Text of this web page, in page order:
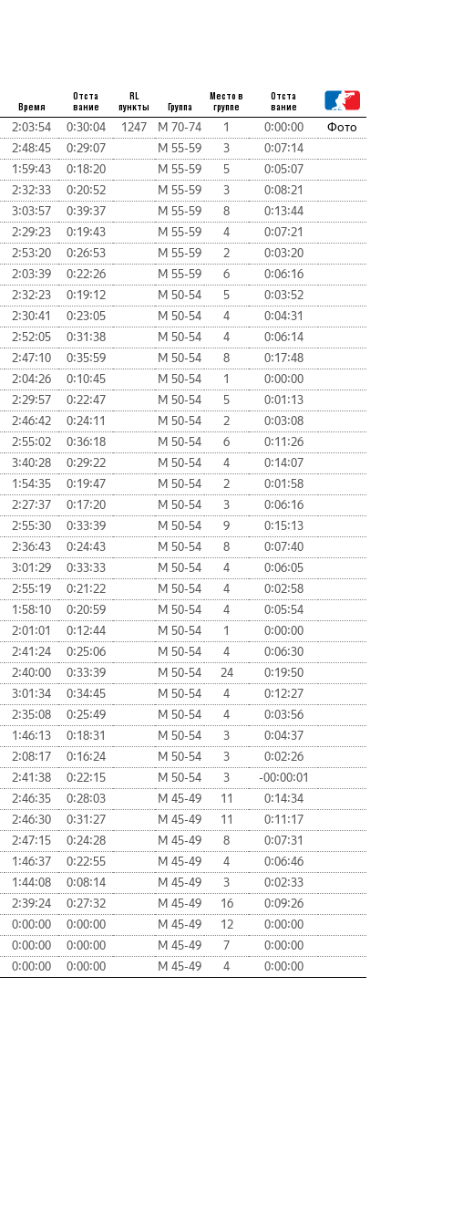
Время
Отста
вание
RL
пункты
Группа
Место в
группе
Отста
вание
2:03:54 0:30:04 1247 М 70-74 1 0:00:00
Фото
2:48:45 0:29:07 М 55-59 3
0:07:14
1:59:43 0:18:20 М 55-59 5
0:05:07
2:32:33 0:20:52 М 55-59 3
0:08:21
3:03:57 0:39:37 М 55-59 8
0:13:44
2:29:23 0:19:43 М 55-59 4
0:07:21
2:53:20 0:26:53 М 55-59 2
0:03:20
2:03:39 0:22:26 М 55-59 6
0:06:16
2:32:23 0:19:12 М 50-54 5
0:03:52
2:30:41 0:23:05 М 50-54 4
0:04:31
2:52:05 0:31:38 М 50-54 4
0:06:14
2:47:10 0:35:59 М 50-54 8
0:17:48
2:04:26 0:10:45 М 50-54 1
0:00:00
2:29:57 0:22:47 М 50-54 5
0:01:13
2:46:42 0:24:11 М 50-54 2
0:03:08
2:55:02 0:36:18 М 50-54 6
0:11:26
3:40:28 0:29:22 М 50-54 4
0:14:07
1:54:35 0:19:47 М 50-54 2
0:01:58
2:27:37 0:17:20 М 50-54 3
0:06:16
2:55:30 0:33:39 М 50-54 9
0:15:13
2:36:43 0:24:43 М 50-54 8
0:07:40
3:01:29 0:33:33 М 50-54 4
0:06:05
2:55:19 0:21:22 М 50-54 4
0:02:58
1:58:10 0:20:59 М 50-54 4
0:05:54
2:01:01 0:12:44 М 50-54 1
0:00:00
2:41:24 0:25:06 М 50-54 4
0:06:30
2:40:00 0:33:39 М 50-54 24
0:19:50
3:01:34 0:34:45 М 50-54 4
0:12:27
2:35:08 0:25:49 М 50-54 4
0:03:56
1:46:13 0:18:31 М 50-54 3
0:04:37
2:08:17 0:16:24 М 50-54 3
0:02:26
2:41:38 0:22:15 М 50-54 3
-00:00:01
2:46:35 0:28:03 М 45-49 11
0:14:34
2:46:30 0:31:27 М 45-49 11
0:11:17
2:47:15 0:24:28 М 45-49 8
0:07:31
1:46:37 0:22:55 М 45-49 4
0:06:46
1:44:08 0:08:14 М 45-49 3
0:02:33
2:39:24 0:27:32 М 45-49 16
0:09:26
0:00:00 0:00:00 М 45-49 12
0:00:00
0:00:00 0:00:00 М 45-49 7
0:00:00
0:00:00 0:00:00 М 45-49 4 0:00:00